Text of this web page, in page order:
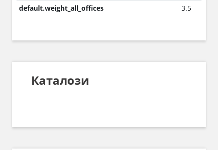
default.weight_all_offices 3.5
Каталози